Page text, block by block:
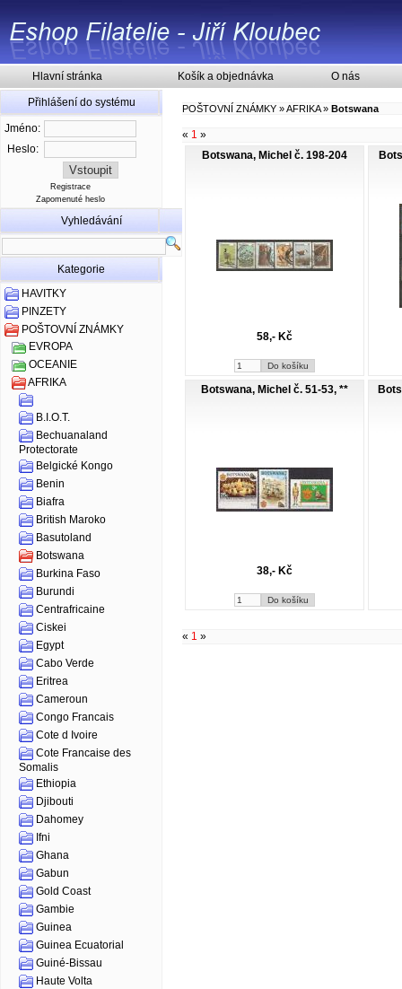
Hlavní stránka Košík a objednávka O nás
Přihlášení do systému
Jméno:
Heslo:
Registrace
Zapomenuté heslo
Vyhledávání
Kategorie
HAVITKY
PINZETY
POŠTOVNÍ ZNÁMKY
EVROPA
OCEANIE
AFRIKA
B.I.O.T.
Bechuanaland
Protectorate
Belgické Kongo
Benin
Biafra
British Maroko
Basutoland
Botswana
Burkina Faso
Burundi
Centrafricaine
Ciskei
Egypt
Cabo Verde
Eritrea
Cameroun
Congo Francais
Cote d Ivoire
Cote Francaise des
Somalis
Ethiopia
Djibouti
Dahomey
Ifni
Ghana
Gabun
Gold Coast
Gambie
Guinea
Guinea Ecuatorial
Guiné-Bissau
Haute Volta
POŠTOVNÍ ZNÁMKY »AFRIKA» Botswana
« 1 »
Botswana, Michel č. 198-204
58,- Kč
Botswana, Michel č. 51-53, **
38,- Kč
« 1 »